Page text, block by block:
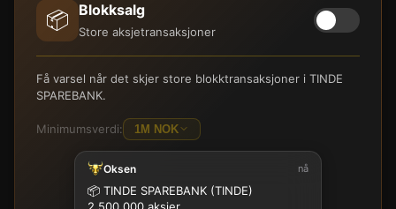
📦 Blokksalg
Store aksjetransaksjoner
Få varsel når det skjer store blokktransaksjoner i TINDE
SPAREBANK.
Minimumsverdi: 1M NOK
500K
Oksen nå
📦 TINDE SPAREBANK (TINDE)
2 500 000 aksjer